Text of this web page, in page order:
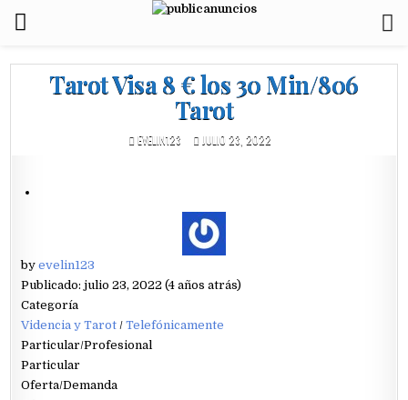
Tarot Visa 8 € los 30 Min/806
Tarot
EVELIN123 JULIO 23, 2022
byevelin123
Publicado: julio 23, 2022 (4 años atrás)
Categoría
Videncia y Tarot /Telefónicamente
Particular/Profesional
Particular
Oferta/Demanda